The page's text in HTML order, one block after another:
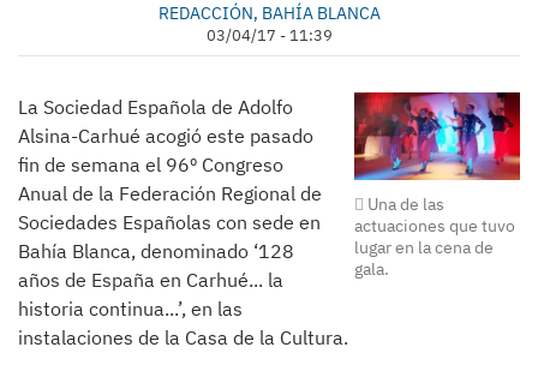
REDACCIÓN, BAHÍA BLANCA
03/04/17 - 11:39
Una de las
actuaciones que tuvo
lugar en la cena de
gala.
La Sociedad Española de Adolfo
Alsina-Carhué acogió este pasado
fin de semana el 96º Congreso
Anual de la Federación Regional de
Sociedades Españolas con sede en
Bahía Blanca, denominado ‘128
años de España en Carhué... la
historia continua...’, en las
instalaciones de la Casa de la Cultura.